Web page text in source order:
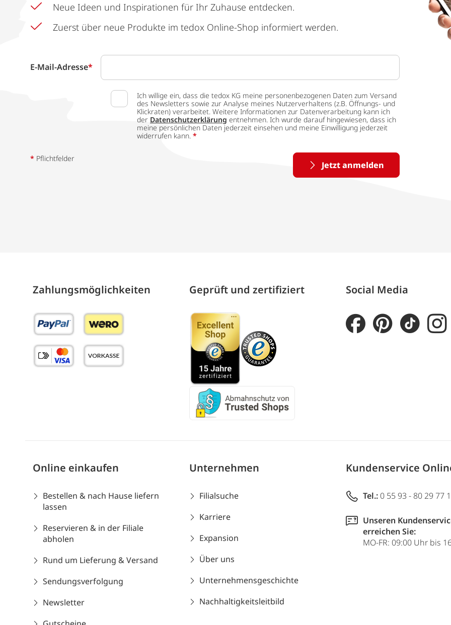
Neue Ideen und Inspirationen für Ihr Zuhause entdecken.
Zuerst über neue Produkte im tedox Online-Shop informiert werden.
E-Mail-Adresse*
Ich willige ein, dass die tedox KG meine personenbezogenen Daten zum Versand
des Newsletters sowie zur Analyse meines Nutzerverhaltens (z.B. Öffnungs- und
Klickraten) verarbeitet. Weitere Informationen zur Datenverarbeitung kann ich
der Datenschutzerklärung entnehmen. Ich wurde darauf hingewiesen, dass ich
meine persönlichen Daten jederzeit einsehen und meine Einwilligung jederzeit
widerrufen kann. *
Jetzt anmelden
* Pflichtfelder
Zahlungs­möglich­keiten Geprüft und zertifiziert Social Media
Online einkaufen
Bestellen & nach Hause liefern
lassen
Reservieren & in der Filiale
abholen
Rund um Lieferung & Versand
Sendungsverfolgung
Newsletter
Unternehmen
Filialsuche
Karriere
Expansion
Über uns
Unternehmensgeschichte
Nachhaltigkeitsleitbild
Kundenservice
Tel.: 0 55 93 - 80 29 77
Unseren
erreichen Sie:
MO-FR: 09:00 Uhr bis